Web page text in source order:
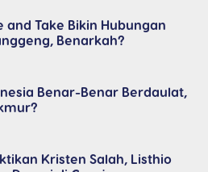
and Take Bikin Hubungan
Benarkah?
Benar-Benar Berdaulat,
Kristen Salah, Listhio